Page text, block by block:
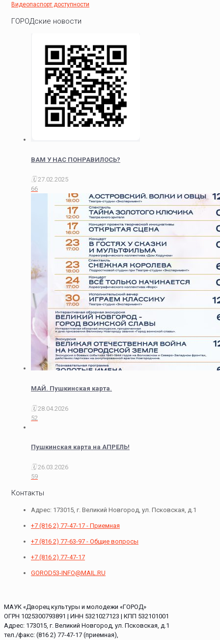
Видеопаспорт доступности
ГОРОДские новости
ВАМ У НАС ПОНРАВИЛОСЬ?
27.02.2025
66
МАЙ. Пушкинская карта.
28.04.2026
52
Пушкинская карта на АПРЕЛЬ!
26.03.2026
59
Контакты
Адрес: 173015, г. Великий Новгород, ул. Псковская, д.1
+7 (816 2) 77-47-17 - Приемная
+7 (816 2) 77-63-97 - Общие вопросы
+7 (816 2) 77-47-17
GOROD53-INFO@MAIL.RU
МАУК «Дворец культуры и молодежи «ГОРОД»
ОГРН 1025300793891 | ИНН 5321027123 | КПП 532101001
Адрес: 173015, г. Великий Новгород, ул. Псковская, д.1
тел./факс: (816 2) 77-47-17 (приемная),